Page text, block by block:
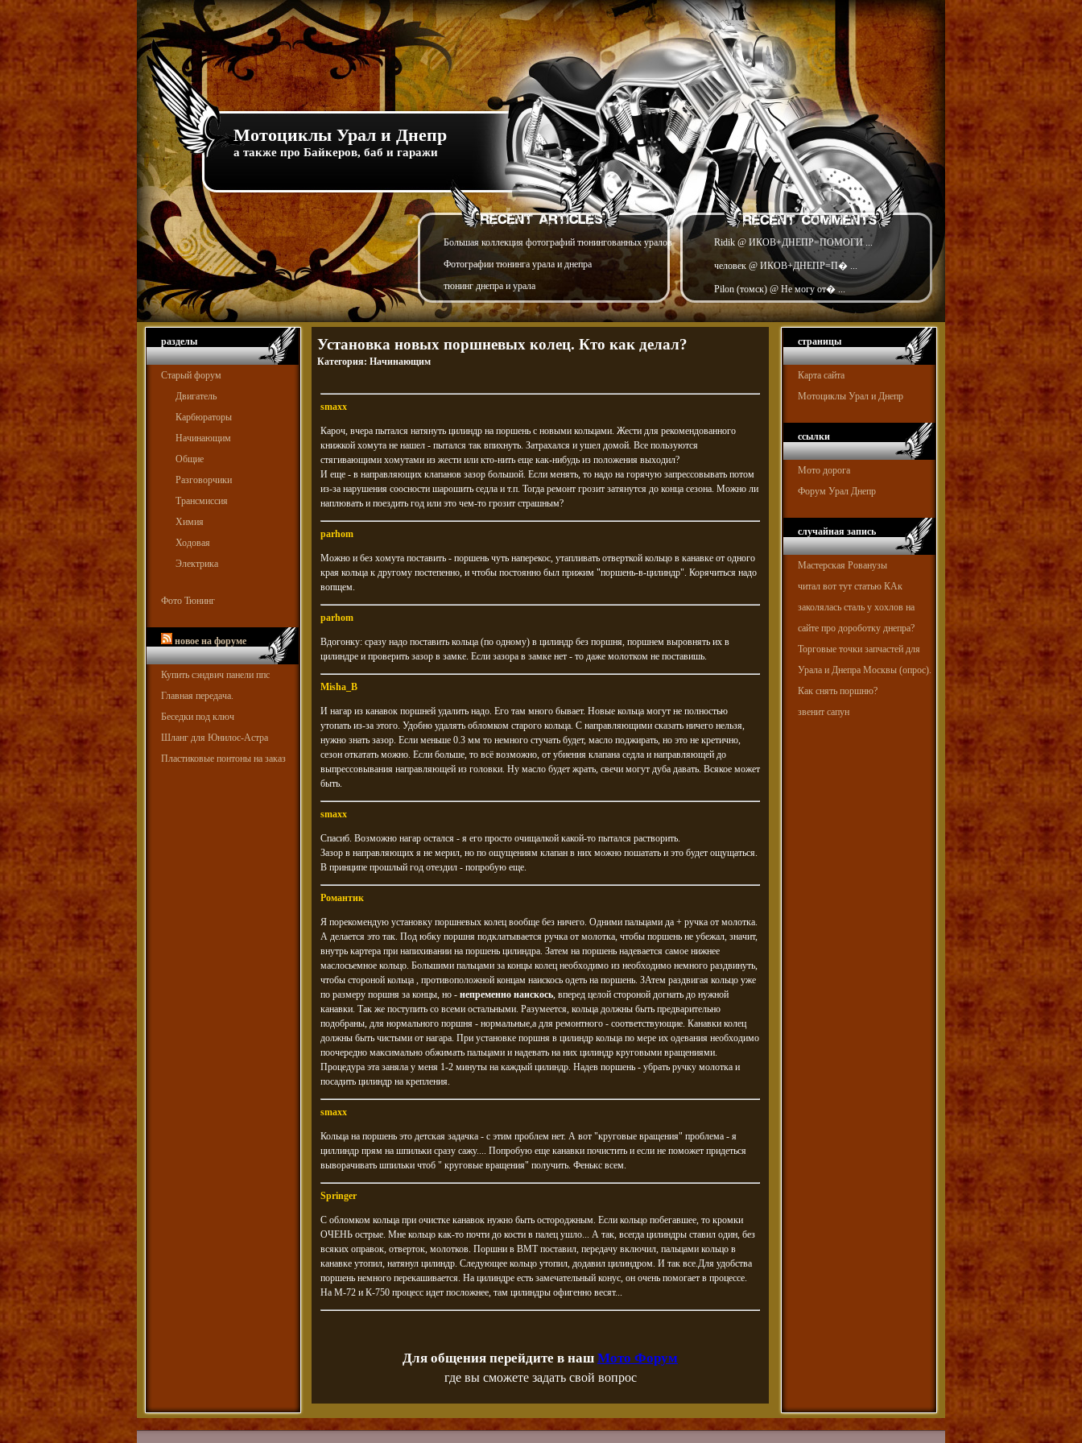
Мотоциклы Урал и Днепр
а также про Байкеров, баб и гаражи
Большая коллекция фотографий тюнингованных уралов
Фотографии тюнинга урала и днепра
тюнинг днепра и урала
Ridik @ ИКОВ+ДНЕПР=ПОМОГИ ...
человек @ ИКОВ+ДНЕПР=П� ...
Pilon (томск) @ Не могу от� ...
разделы
Старый форум
Двигатель
Карбюраторы
Начинающим
Общие
Разговорчики
Трансмиссия
Химия
Ходовая
Электрика
Фото Тюнинг
новое на форуме
Купить сэндвич панели ппс
Главная передача.
Беседки под ключ
Шланг для Юнилос-Астра
Пластиковые понтоны на заказ
Установка новых поршневых колец. Кто как делал?
Категория: Начинающим
smaxx
Кароч, вчера пытался натянуть цилиндр на поршень с новыми кольцами. Жести для рекомендованного
книжкой хомута не нашел - пытался так впихнуть. Затрахался и ушел домой. Все пользуются
стягивающими хомутами из жести или кто-нить еще как-нибудь из положения выходил?
И еще - в направляющих клапанов зазор большой. Если менять, то надо на горячую запрессовывать потом
из-за нарушения соосности шарошить седла и т.п. Тогда ремонт грозит затянутся до конца сезона. Можно ли
наплювать и поездить год или это чем-то грозит страшным?
parhom
Можно и без хомута поставить - поршень чуть наперекос, утапливать отверткой кольцо в канавке от одного
края кольца к другому постепенно, и чтобы постоянно был прижим "поршень-в-цилиндр". Корячиться надо
вопщем.
parhom
Вдогонку: сразу надо поставить кольца (по одному) в цилиндр без поршня, поршнем выровнять их в
цилиндре и проверить зазор в замке. Если зазора в замке нет - то даже молотком не поставишь.
Misha_B
И нагар из канавок поршней удалить надо. Его там много бывает. Новые кольца могут не полностью
утопать из-за этого. Удобно удалять обломком старого кольца. С направляющими сказать ничего нельзя,
нужно знать зазор. Если меньше 0.3 мм то немного стучать будет, масло поджирать, но это не кретично,
сезон откатать можно. Если больше, то всё возможно, от убиения клапана седла и направляющей до
выпрессовывания направляющей из головки. Ну масло будет жрать, свечи могут дуба давать. Всякое может
быть.
smaxx
Спасиб. Возможно нагар остался - я его просто очищалкой какой-то пытался растворить.
Зазор в направляющих я не мерил, но по ощущениям клапан в них можно пошатать и это будет ощущаться.
В принципе прошлый год отездил - попробую еще.
Романтик
Я порекомендую установку поршневых колец вообще без ничего. Одними пальцами да + ручка от молотка.
А делается это так. Под юбку поршня подклатывается ручка от молотка, чтобы поршень не убежал, значит,
внутрь картера при напихивании на поршень цилиндра. Затем на поршень надевается самое нижнее
маслосьемное кольцо. Большими пальцами за концы колец необходимо из необходимо немного раздвинуть,
чтобы стороной кольца , противоположной концам наискось одеть на поршень. ЗАтем раздвигая кольцо уже
по размеру поршня за концы, но - непременно наискось, вперед целой стороной догнать до нужной
канавки. Так же поступить со всеми остальными. Разумеется, кольца должны быть предварительно
подобраны, для нормального поршня - нормальные,а для ремонтного - соответствующие. Канавки колец
должны быть чистыми от нагара. При установке поршня в цилиндр кольца по мере их одевания необходимо
поочередно максимально обжимать пальцами и надевать на них цилиндр круговыми вращениями.
Процедура эта заняла у меня 1-2 минуты на каждый цилиндр. Надев поршень - убрать ручку молотка и
посадить цилиндр на крепления.
smaxx
Кольца на поршень это детская задачка - с этим проблем нет. А вот "круговые вращения" проблема - я
циллиндр прям на шпильки сразу сажу.... Попробую еще канавки почистить и если не поможет придеться
выворачивать шпильки чтоб " круговые вращения" получить. Фенькс всем.
Springer
С обломком кольца при очистке канавок нужно быть остороджным. Если кольцо побегавшее, то кромки
ОЧЕНЬ острые. Мне кольцо как-то почти до кости в палец ушло... А так, всегда цилиндры ставил один, без
всяких оправок, отверток, молотков. Поршни в ВМТ поставил, передачу включил, пальцами кольцо в
канавке утопил, натянул цилиндр. Следующее кольцо утопил, додавил цилиндром. И так все.Для удобства
поршень немного перекашивается. На цилиндре есть замечательный конус, он очень помогает в процессе.
На М-72 и К-750 процесс идет посложнее, там цилиндры офигенно весят...
Для общения перейдите в наш Мото Форум
где вы сможете задать свой вопрос
страницы
Карта сайта
Мотоциклы Урал и Днепр
ссылки
Мото дорога
Форум Урал Днепр
случайная запись
Мастерская Рованузы
читал вот тут статью КАк
заколялась сталь у хохлов на
сайте про дороботку днепра?
Торговые точки запчастей для
Урала и Днепра Москвы (опрос).
Как снять поршню?
звенит сапун